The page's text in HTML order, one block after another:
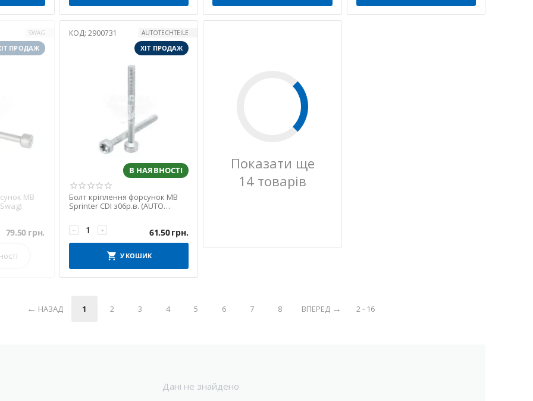
SWAG
ПРОДАЖ
MB
79.50 грн.
КОД: 2900731
AUTOTECHTEILE
ХІТ ПРОДАЖ
В НАЯВНОСТІ
Болт кріплення форсунок MB
Sprinter CDI з06р.в. (AUTO
+
− 61.50грн.
У КОШИК
Показати ще
14 товарів
НАЗАД 1 2 3 4 5 6 7 8 ВПЕРЕД 2 - 16
Дані не знайдено